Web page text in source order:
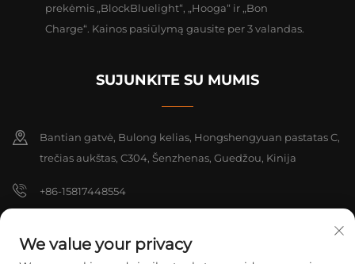
prekėmis „BlockBluelight“, „Hooga“ ir „Bon
Charge“. Kainos pasiūlymą gausite per 3 valandas.
SUJUNKITE SU MUMIS
Bantian gatvė, Bulong kelias, Hongshengyuan pastatas C,
trečias aukštas, C304, Šenzhenas, Guedžou, Kinija
+86-15817448554
We value your privacy